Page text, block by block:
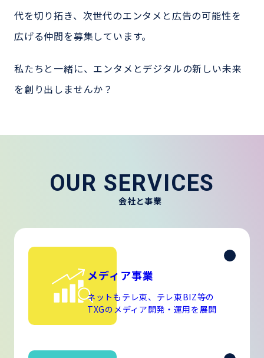
代を切り拓き、 次世代のエンタメと広告の可能性を
広げる仲間を募集しています。
私たちと一緒に、エンタメとデジタルの新しい未来
を創り出しませんか？
OUR SERVICES
会社と事業
メディア事業
ネットもテレ東、テレ東BIZ等の
TXGのメディア開発・運用を展開